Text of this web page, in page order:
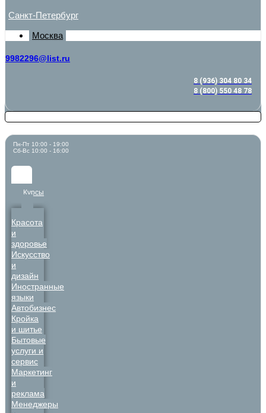
Санкт-Петербург
Москва
9982296@list.ru
8 (936) 304 80 34
8 (800) 550 48 78
Пн-Пт 10:00 - 19:00
Сб-Вс 10:00 - 16:00
Курсы
Красота
и
здоровье
Искусство
и
дизайн
Иностранные
языки
Автобизнес
Кройка
и шитье
Бытовые
услуги и
сервис
Маркетинг
и
реклама
Менеджеры